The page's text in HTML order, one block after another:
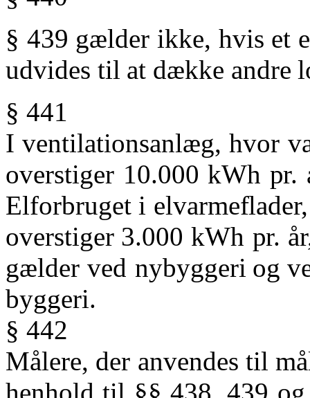
§ 439 gælder ikke, hvis et
udvides til at dække andre
§ 441
I ventilationsanlæg, hvor
overstiger 10.000 kWh pr.
Elforbruget i elvarmeflader,
overstiger 3.000 kWh pr.
gælder ved nybyggeri og
byggeri.
§ 442
Målere, der anvendes til